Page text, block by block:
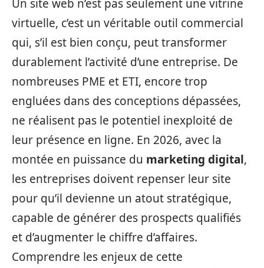
Un site web n’est pas seulement une vitrine
virtuelle, c’est un véritable outil commercial
qui, s’il est bien conçu, peut transformer
durablement l’activité d’une entreprise. De
nombreuses PME et ETI, encore trop
engluées dans des conceptions dépassées,
ne réalisent pas le potentiel inexploité de
leur présence en ligne. En 2026, avec la
montée en puissance du marketing digital,
les entreprises doivent repenser leur site
pour qu’il devienne un atout stratégique,
capable de générer des prospects qualifiés
et d’augmenter le chiffre d’affaires.
Comprendre les enjeux de cette